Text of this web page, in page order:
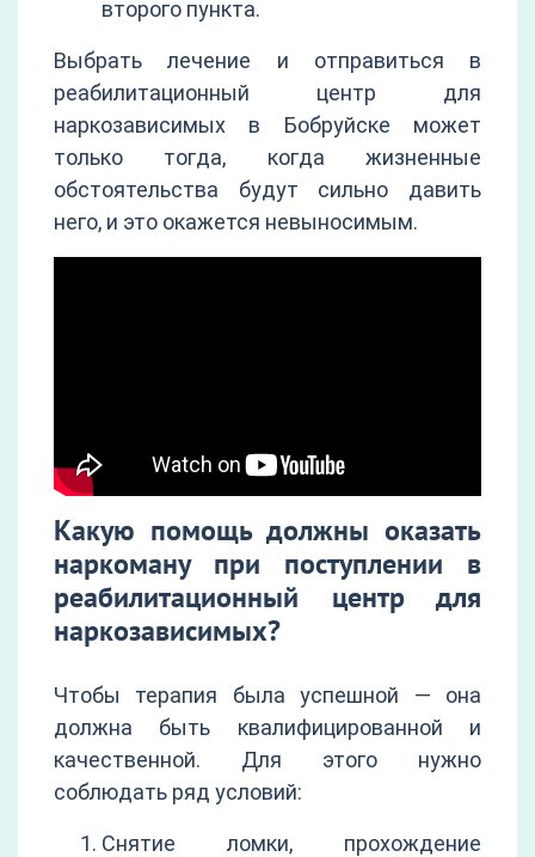
второго пункта.
Выбрать лечение и отправиться в
реабилитационный центр для
наркозависимых в Бобруйске может
только тогда, когда жизненные
обстоятельства будут сильно давить
него, и это окажется невыносимым.
Какую помощь должны оказать
наркоману при поступлении в
реабилитационный центр для
наркозависимых?
Чтобы терапия была успешной — она
должна быть квалифицированной и
качественной. Для этого нужно
соблюдать ряд условий:
Снятие ломки, прохождение